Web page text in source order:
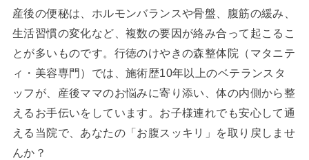
産後の便秘は、ホルモンバランスや骨盤、腹筋の緩み、
生活習慣の変化など、複数の要因が絡み合って起こるこ
とが多いものです。行徳のけやきの森整体院（マタニテ
ィ・美容専門）では、施術歴10年以上のベテランスタ
ッフが、産後ママのお悩みに寄り添い、体の内側から整
えるお手伝いをしています。お子様連れでも安心して通
える当院で、あなたの「お腹スッキリ」を取り戻しませ
んか？